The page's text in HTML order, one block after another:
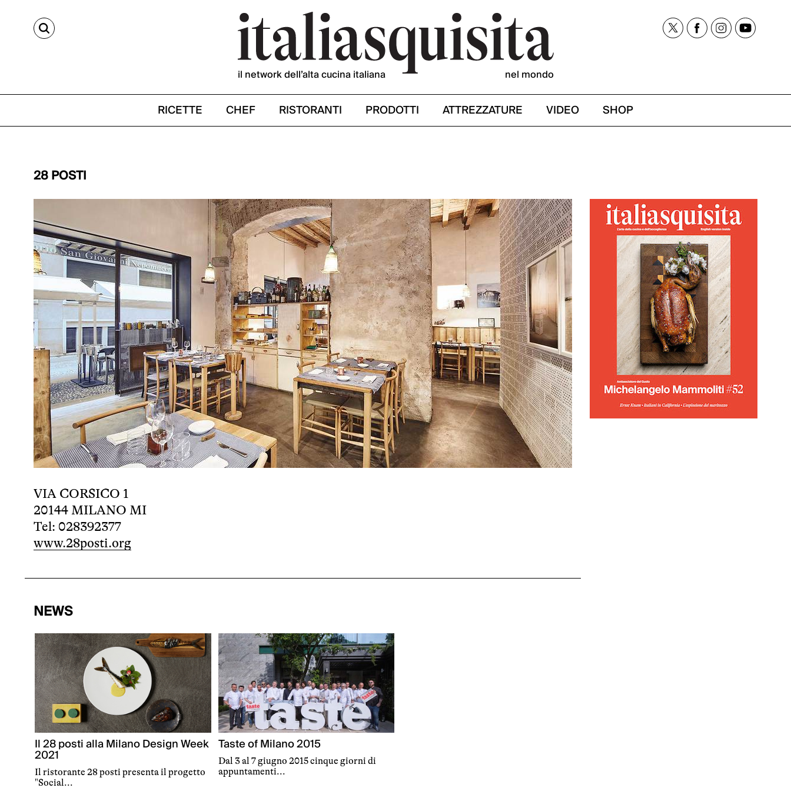
CERCA
il network dell’alta cucina italiana nel mondo
RICETTE CHEF RISTORANTI PRODOTTI ATTREZZATURE VIDEO SHOP
28 POSTI
VIA CORSICO 1
20144 MILANO MI
Tel: 028392377
www.28posti.org
NEWS
Il 28 posti alla Milano Design Week
2021
Il ristorante 28 posti presenta il progetto
"Social...
Taste of Milano 2015
Dal 3 al 7 giugno 2015 cinque giorni di
appuntamenti...